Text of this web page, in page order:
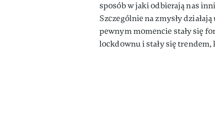
sposób w jaki odbierają nas
Szczególnie na zmysły
pewnym momencie stały się
lockdownu i stały się trendem,